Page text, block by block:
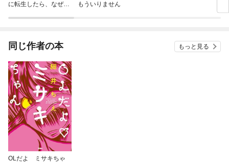
に転生したら、なぜか
もういりません
今
同じ作者の本 もっと見る
OLだよ ミサキちゃ